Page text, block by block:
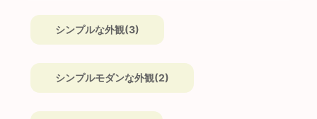
シンプルな外観(3)
シンプルモダンな外観(2)